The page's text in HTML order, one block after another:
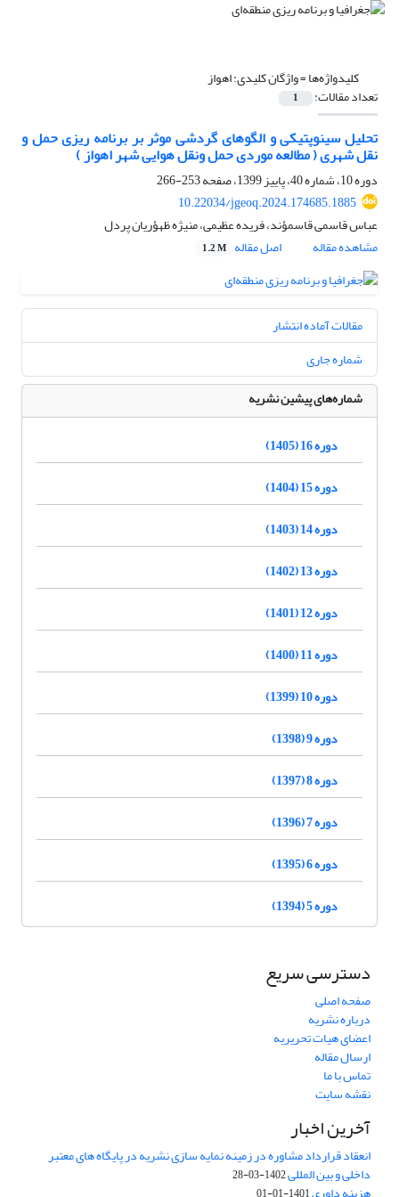
کلیدواژه‌ها =واژگان کلیدی: اهواز
تعداد مقالات: 1
تحلیل سینوپتیکی و الگوهای گردشی موثر بر برنامه ریزی حمل و
نقل شهری ( مطالعه موردی حمل ونقل هوایی شهر اهواز )
دوره 10، شماره 40، پاییز 1399، صفحه
253-266
10.22034/jgeoq.2024.174685.1885
عباس قاسمی قاسمؤند، فریده عظیمی، منیژه ظهؤریان پردل
مشاهده مقاله
اصل مقاله 1.2 M
مقالات آماده انتشار
شماره جاری
شماره‌های پیشین نشریه
دوره 16 (1405)
دوره 15 (1404)
دوره 14 (1403)
دوره 13 (1402)
دوره 12 (1401)
دوره 11 (1400)
دوره 10 (1399)
دوره 9 (1398)
دوره 8 (1397)
دوره 7 (1396)
دوره 6 (1395)
دوره 5 (1394)
دسترسی سریع
صفحه اصلی
درباره نشریه
اعضای هیات تحریریه
ارسال مقاله
تماس با ما
نقشه سایت
آخرین اخبار
انعقاد قرارداد مشاوره در زمینه نمایه سازی نشریه در پایگاه های معتبر
داخلی و بین المللی1402-03-28